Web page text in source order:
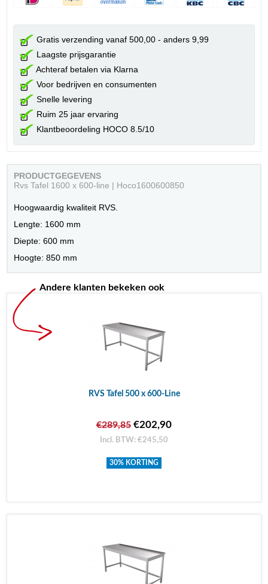
Gratis verzending vanaf 500,00 - anders 9,99
Laagste prijsgarantie
Achteraf betalen via Klarna
Voor bedrijven en consumenten
Snelle levering
Ruim 25 jaar ervaring
Klantbeoordeling HOCO 8.5/10
PRODUCTGEGEVENS
Rvs Tafel 1600 x 600-line | Hoco1600600850
Hoogwaardig kwaliteit RVS.
Lengte: 1600 mm
Diepte: 600 mm
Hoogte: 850 mm
Andere klanten bekeken ook
RVS Tafel 500 x 600-Line
€289,85 €202,90
Incl. BTW: €245,50
30% KORTING